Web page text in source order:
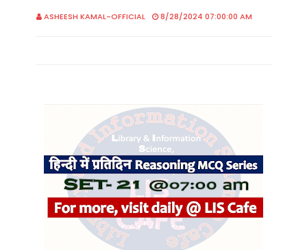
ASHEESH KAMAL-OFFICIAL 8/28/2024 07:00:00 AM